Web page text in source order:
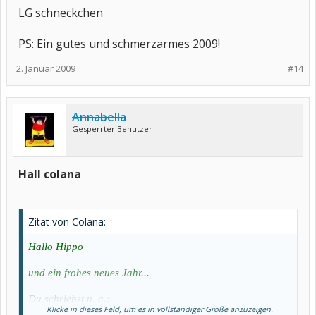
LG schneckchen
PS: Ein gutes und schmerzarmes 2009!
#14
2. Januar 2009
Annabella
Gesperrter Benutzer
Hall colana
Zitat von Colana: ↑
Hallo Hippo
und ein frohes neues Jahr...
Du schriebst u. a.:
Klicke in dieses Feld, um es in vollständiger Größe anzuzeigen.